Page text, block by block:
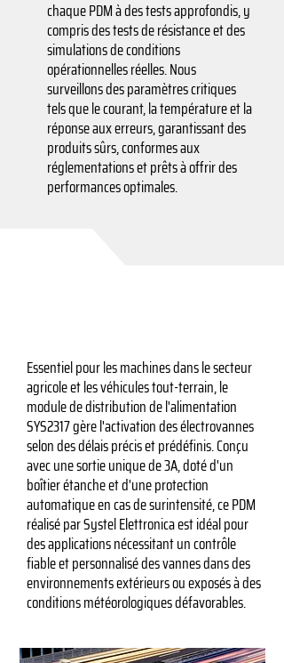
chaque PDM à des tests approfondis, y
compris des tests de résistance et des
simulations de conditions
opérationnelles réelles. Nous
surveillons des paramètres critiques
tels que le courant, la température et la
réponse aux erreurs, garantissant des
produits sûrs, conformes aux
réglementations et prêts à offrir des
performances optimales.
Essentiel pour les machines dans le secteur
agricole et les véhicules tout-terrain, le
module de distribution de l'alimentation
SYS2317 gère l'activation des électrovannes
selon des délais précis et prédéfinis. Conçu
avec une sortie unique de 3A, doté d'un
boîtier étanche et d'une protection
automatique en cas de surintensité, ce PDM
réalisé par Systel Elettronica est idéal pour
des applications nécessitant un contrôle
fiable et personnalisé des vannes dans des
environnements extérieurs ou exposés à des
conditions météorologiques défavorables.